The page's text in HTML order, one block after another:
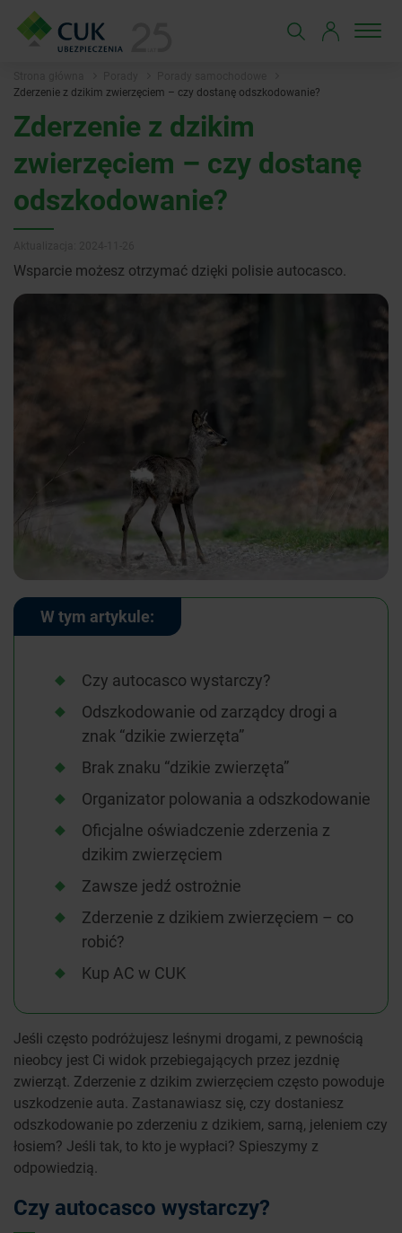
Zderzenie z dzikim zwierzęciem – czy dostanę odszkodowanie?
Zderzenie z dzikim
zwierzęciem – czy dostanę
odszkodowanie?
Wsparcie możesz otrzymać dzięki polisie autocasco.
W tym artykule:
Czy autocasco wystarczy?
Odszkodowanie od zarządcy drogi a
znak “dzikie zwierzęta”
Brak znaku “dzikie zwierzęta”
Organizator polowania a odszkodowanie
Oficjalne oświadczenie zderzenia z
dzikim zwierzęciem
Zawsze jedź ostrożnie
Zderzenie z dzikiem zwierzęciem – co
robić?
Kup AC w CUK
Jeśli często podróżujesz leśnymi drogami, z pewnością
nieobcy jest Ci widok przebiegających przez jezdnię
zwierząt. Zderzenie z dzikim zwierzęciem często powoduje
uszkodzenie auta. Zastanawiasz się, czy dostaniesz
odszkodowanie po zderzeniu z dzikiem, sarną, jeleniem czy
łosiem? Jeśli tak, to kto je wypłaci? Spieszymy z
odpowiedzią.
Czy autocasco wystarczy?